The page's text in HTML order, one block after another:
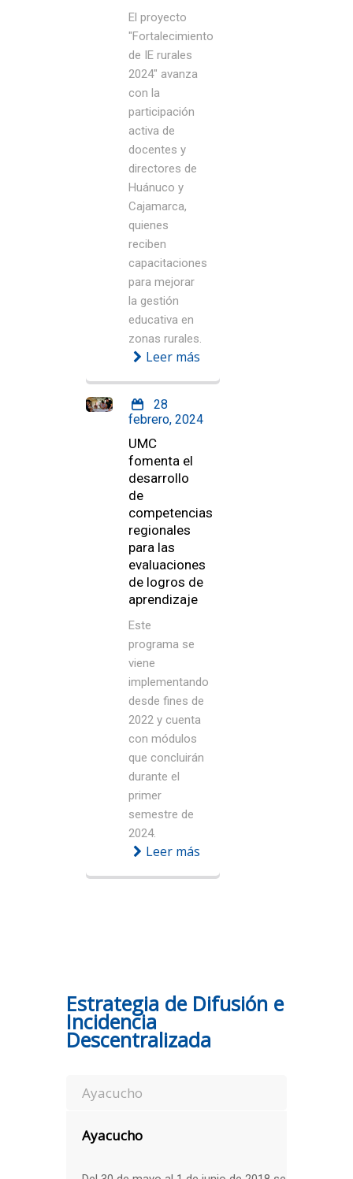
El proyecto
"Fortalecimiento
de IE rurales
2024" avanza
con la
participación
activa de
docentes y
directores de
Huánuco y
Cajamarca,
quienes
reciben
capacitaciones
para mejorar
la gestión
educativa en
zonas rurales.
Leer más
28
febrero, 2024
UMC
fomenta el
desarrollo
de
competencias
regionales
para las
evaluaciones
de logros de
aprendizaje
Este
programa se
viene
implementando
desde fines de
2022 y cuenta
con módulos
que concluirán
durante el
primer
semestre de
2024.
Leer más
Estrategia de Difusión e
Incidencia
Descentralizada
Ayacucho
Ayacucho